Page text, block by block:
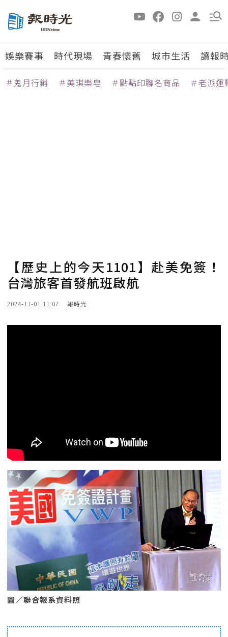
娛樂賽事 時代現場 青春懷舊 城市生活 讀報
＃鬼月行銷 ＃美琪樂皂 ＃點點印聯名商品 ＃老派運
【歷史上的今天1101】赴美免簽！
台灣旅客首發航班啟航
2024-11-01 11:07 報時光
圖／聯合報系資料照